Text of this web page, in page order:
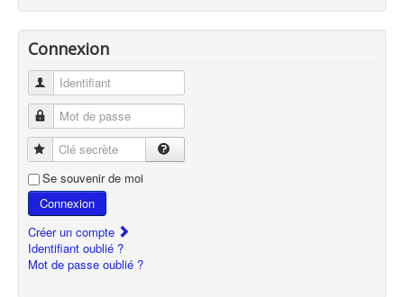
Connexion
Identifiant
Mot de passe
Clé secrète
Se souvenir de moi
Connexion
Créer un compte
Identifiant oublié ?
Mot de passe oublié ?